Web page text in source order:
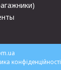
конфіденційності